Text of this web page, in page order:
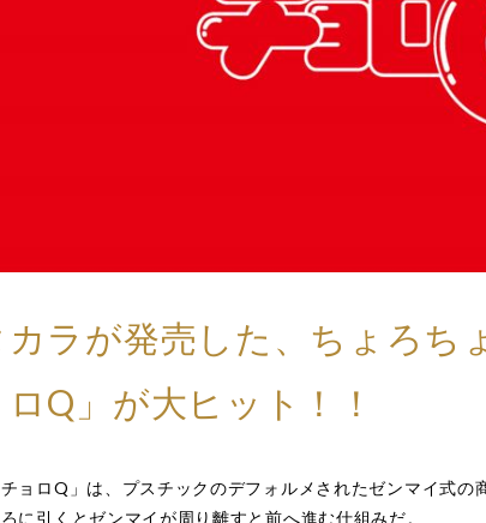
カラが発売した、ちょろち
ロQ」が大ヒット！！
チョロQ」は、プスチックのデフォルメされたゼンマイ式の
に引くとゼンマイが周り離すと前へ進む仕組みだ。